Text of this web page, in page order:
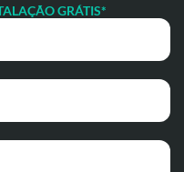
GRÁTIS*